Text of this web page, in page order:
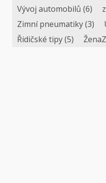
Vývoj automobilů (6)
Zimní pneumatiky(3)
Řidičské tipy(5)